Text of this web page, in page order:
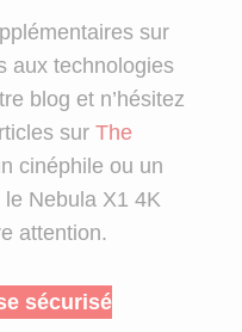
sur
aux technologies
blog et n’hésitez
sur The
cinéphile ou un
Nebula X1 4K
attention.
sécurisé